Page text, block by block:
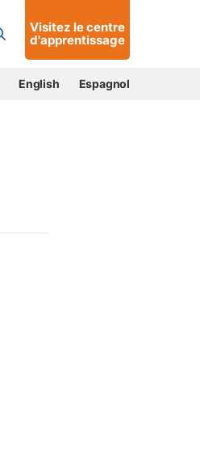
Allons-y !
Visitez le centre
d'apprentissage
English Espagnol